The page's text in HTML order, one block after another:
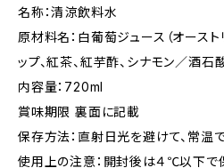
名称：清涼飲料水
原材料名：白葡萄ジュース（オースト
ップ、紅茶、紅芋酢、シナモン／酒石
内容量：720ml
賞味期限 裏面に記載
保存方法：直射日光を避けて、常温
使用上の注意：開封後は４℃以下で